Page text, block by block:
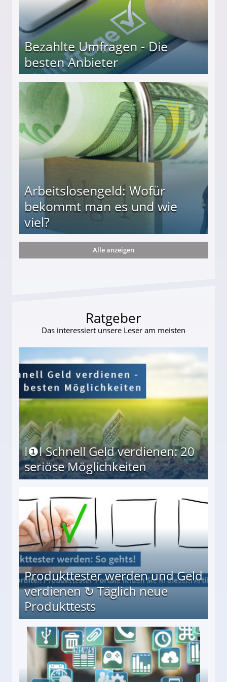
Bezahlte Umfragen - Die
besten Anbieter
Arbeitslosengeld: Wofür
bekommt man es und wie
viel?
und wie viel?
Alle anzeigen
Ratgeber
Das interessiert unsere Leser am meisten
I❶I Schnell Geld verdienen: 20
seriöse Möglichkeiten
Produkttester werden und Geld
verdienen ↻ Täglich neue
Produkttests
↻ Täglich neue Produkttests